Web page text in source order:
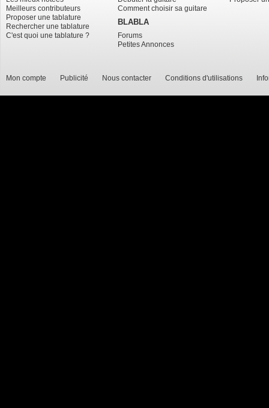
Meilleurs contributeurs
Proposer une tablature
Rechercher une tablature
C'est quoi une tablature ?
Comment choisir sa guitare
BLABLA
Forums
Petites Annonces
Mon compte Publicité Nous contacter Conditions d'utilisations